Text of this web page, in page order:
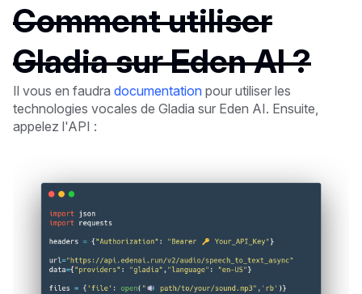
Comment utiliser
Gladia sur Eden AI ?
Il vous en faudra documentation pour utiliser les
technologies vocales de Gladia sur Eden AI. Ensuite,
appelez l'API :